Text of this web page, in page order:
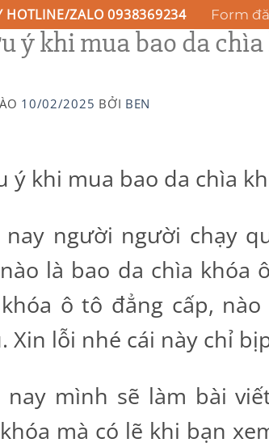
HOTLINE/ZALO 0938369234 Form
ý khi mua bao da
10/02/2025 BỞI BEN
ý khi mua bao da chìa
nay người người chạy
là bao da chìa khóa
ô tô đẳng cấp,
Xin lỗi nhé cái này chỉ
nay mình sẽ làm bài
mà có lẽ khi bạn